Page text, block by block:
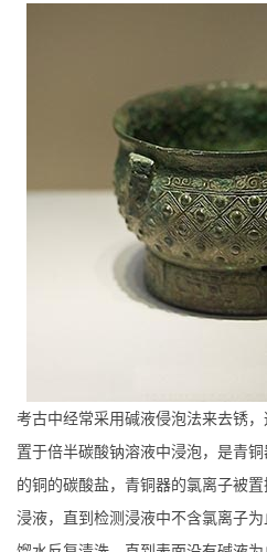
考古中经常采用碱液侵泡法来去锈
置于倍半碳酸钠溶液中浸泡，是青
的铜的碳酸盐，青铜器的氯离子被
浸液，直到检测浸液中不含氯离子